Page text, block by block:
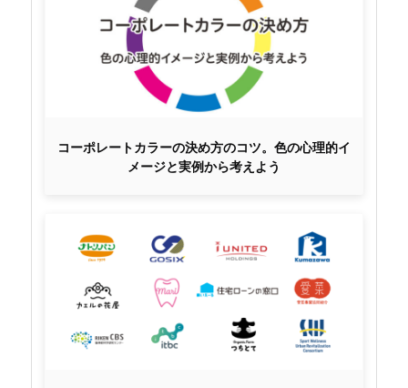
コーポレートカラーの決め方のコツ。色の心理的イ
メージと実例から考えよう